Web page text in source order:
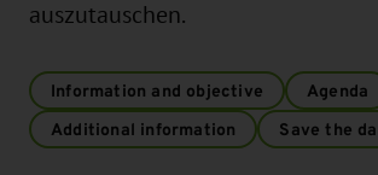
auszutauschen.
Information and objective
Agenda
Additional information
Save the